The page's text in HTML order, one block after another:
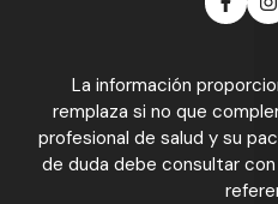
La información
remplaza si no que
profesional de salud y su
de duda debe consultar